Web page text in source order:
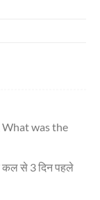
was the
कल से 3 दिन पहले